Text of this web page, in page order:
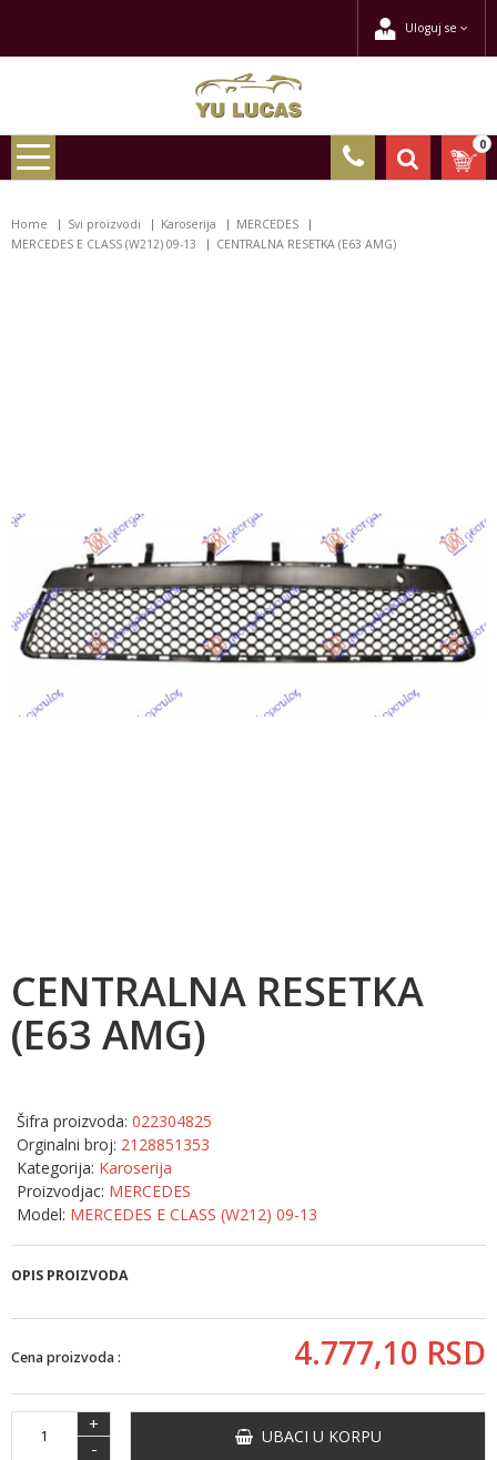
Uloguj se
0
Home Svi proizvodi Karoserija
MERCEDES
MERCEDES E CLASS (W212) 09-13
CENTRALNA RESETKA (E63 AMG)
CENTRALNA RESETKA
(E63 AMG)
Šifra proizvoda: 022304825
Orginalni broj: 2128851353
Kategorija: Karoserija
Proizvodjac: MERCEDES
Model: MERCEDES E CLASS (W212) 09-13
OPIS PROIZVODA
Cena proizvoda : 4.777,10 RSD
+
-
UBACI U KORPU